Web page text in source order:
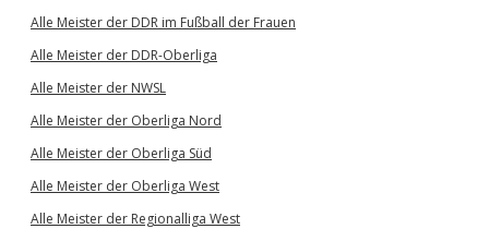
Alle Meister der DDR im Fußball der Frauen
Alle Meister der DDR-Oberliga
Alle Meister der NWSL
Alle Meister der Oberliga Nord
Alle Meister der Oberliga Süd
Alle Meister der Oberliga West
Alle Meister der Regionalliga West